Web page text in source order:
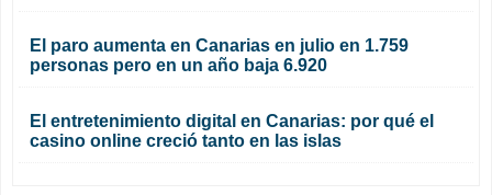
El paro aumenta en Canarias en julio en 1.759
personas pero en un año baja 6.920
El entretenimiento digital en Canarias: por qué el
casino online creció tanto en las islas